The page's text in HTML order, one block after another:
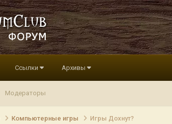
Модераторы
Ссылки Архивы
Компьютерные игры Игры Дохнут?